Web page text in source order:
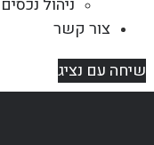
ניהול
צור קשר
שיחה עם נציג